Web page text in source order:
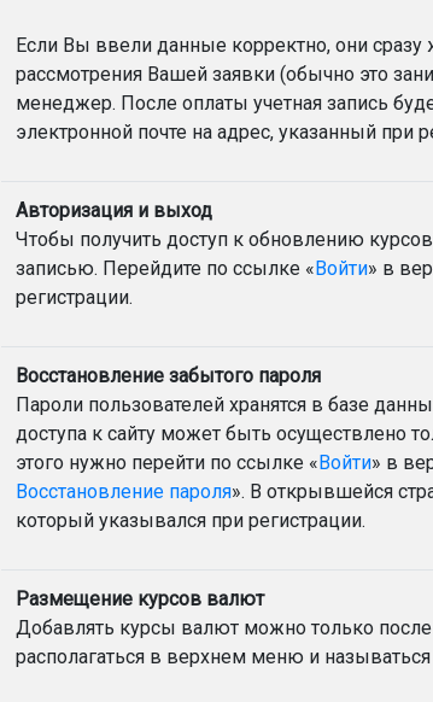
Если Вы ввели данные корректно, они сразу
рассмотрения Вашей заявки (обычно это
менеджер. После оплаты учетная запись
электронной почте на адрес, указанный при
Авторизация и выход
Чтобы получить доступ к обновлению
записью. Перейдите по ссылке «Войти» в
регистрации.
Восстановление забытого пароля
Пароли пользователей хранятся в базе
доступа к сайту может быть осуществлено
этого нужно перейти по ссылке «Войти» в
Восстановление пароля». В открывшейся
который указывался при регистрации.
Размещение курсов валют
Добавлять курсы валют можно только
располагаться в верхнем меню и